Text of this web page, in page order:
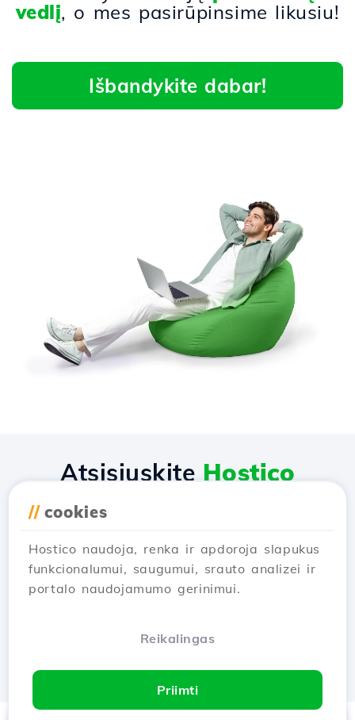
vedlį, o mes pasirūpinsime likusiu!
Išbandykite dabar!
// cookies
Hostico naudoja, renka ir apdoroja slapukus
funkcionalumui, saugumui, srauto analizei ir
portalo naudojamumo gerinimui.
Reikalingas
Priimti
Atsisiųskite Hostico